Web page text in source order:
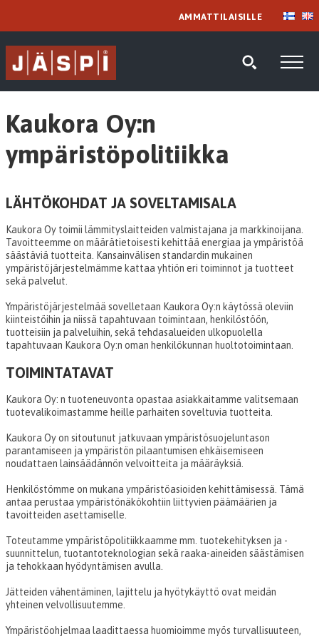
AMMATTILAISILLE
Kaukora Oy:n
ympäristöpolitiikka
LÄHTÖKOHDAT JA SOVELTAMISALA
Kaukora Oy toimii lämmityslaitteiden valmistajana ja markkinoijana.
Tavoitteemme on määrätietoisesti kehittää energiaa ja ympäristöä
säästäviä tuotteita. Kansainvälisen standardin mukainen
ympäristöjärjestelmämme kattaa yhtiön eri toiminnot ja tuotteet
sekä palvelut.
Ympäristöjärjestelmää sovelletaan Kaukora Oy:n käytössä oleviin
kiinteistöihin ja niissä tapahtuvaan toimintaan, henkilöstöön,
tuotteisiin ja palveluihin, sekä tehdasalueiden ulkopuolella
tapahtuvaan Kaukora Oy:n oman henkilökunnan huoltotoimintaan.
TOIMINTATAVAT
Kaukora Oy: n tuoteneuvonta opastaa asiakkaitamme valitsemaan
tuotevalikoimastamme heille parhaiten soveltuvia tuotteita.
Kaukora Oy on sitoutunut jatkuvaan ympäristösuojeluntason
parantamiseen ja ympäristön pilaantumisen ehkäisemiseen
noudattaen lainsäädännön velvoitteita ja määräyksiä.
Henkilöstömme on mukana ympäristöasioiden kehittämisessä. Tämä
antaa perustaa ympäristönäkökohtiin liittyvien päämäärien ja
tavoitteiden asettamiselle.
Toteutamme ympäristöpolitiikkaamme mm. tuotekehityksen ja -
suunnittelun, tuotantoteknologian sekä raaka-aineiden säästämisen
ja tehokkaan hyödyntämisen avulla.
Jätteiden vähentäminen, lajittelu ja hyötykäyttö ovat meidän
yhteinen velvollisuutemme.
Ympäristöohjelmaa laadittaessa huomioimme myös turvallisuuteen,